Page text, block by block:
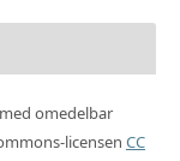
omedelbar
licensen CC